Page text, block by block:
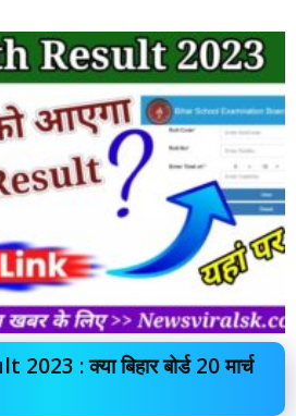
: क्या बिहार बोर्ड 20 मार्च